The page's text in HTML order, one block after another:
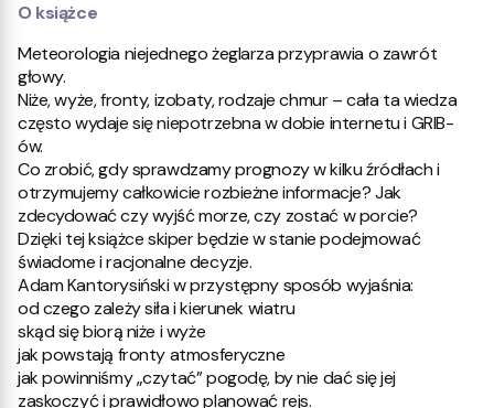
O książce
Meteorologia niejednego żeglarza przyprawia o zawrót
głowy.
Niże, wyże, fronty, izobaty, rodzaje chmur – cała ta wiedza
często wydaje się niepotrzebna w dobie internetu i GRIB-
ów.
Co zrobić, gdy sprawdzamy prognozy w kilku źródłach i
otrzymujemy całkowicie rozbieżne informacje? Jak
zdecydować czy wyjść morze, czy zostać w porcie?
Dzięki tej książce skiper będzie w stanie podejmować
świadome i racjonalne decyzje.
Adam Kantorysiński w przystępny sposób wyjaśnia:
od czego zależy siła i kierunek wiatru
skąd się biorą niże i wyże
jak powstają fronty atmosferyczne
jak powinniśmy „czytać” pogodę, by nie dać się jej
zaskoczyć i prawidłowo planować rejs.